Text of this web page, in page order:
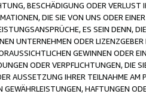
BESCHÄDIGUNG ODER VERLUST
DIE SIE VON UNS ODER
ES SEIN DENN,
UNTERNEHMEN ODER
GEWINNEN ODER
ODER VERPFLICHTUNGEN, DIE
AUSSETZUNG IHRER TEILNAHME AM
HAFTUNGEN